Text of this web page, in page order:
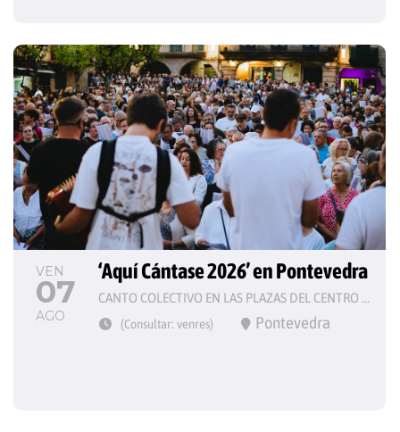
VEN
07
AGO
‘Aquí Cántase 2026’ en Pontevedra
CANTO COLECTIVO EN LAS PLAZAS DEL CENTRO HISTÓRICO
(Consultar: venres) Pontevedra